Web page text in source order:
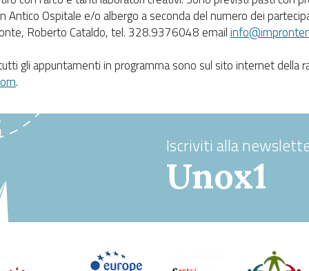
Ospitale e/o albergo a seconda del numero dei
Roberto Cataldo, tel. 328.9376048 email
gli appuntamenti in programma sono sul sito internet della
.
Iscriviti alla
Unox1